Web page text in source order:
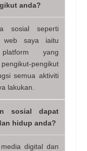
anda?
sosial seperti
web saya iaitu
platform yang
pengikut
semua aktiviti
lakukan.
sosial dapat
hidup anda?
digital dan